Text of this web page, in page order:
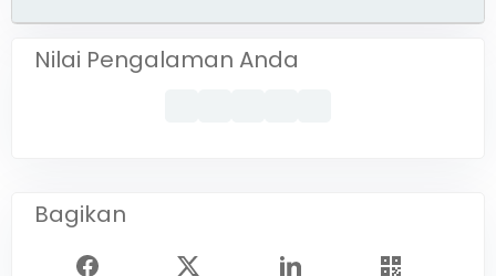
Nilai Pengalaman Anda
Bagikan